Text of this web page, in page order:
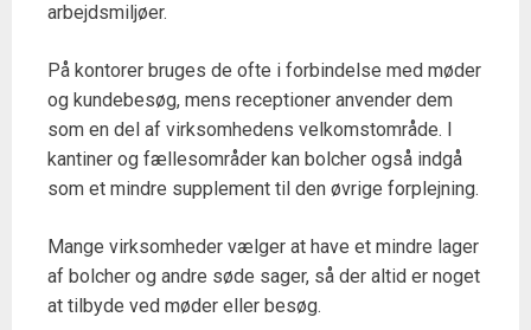
arbejdsmiljøer.
På kontorer bruges de ofte i forbindelse med møder
og kundebesøg, mens receptioner anvender dem
som en del af virksomhedens velkomstområde. I
kantiner og fællesområder kan bolcher også indgå
som et mindre supplement til den øvrige forplejning.
Mange virksomheder vælger at have et mindre lager
af bolcher og andre søde sager, så der altid er noget
at tilbyde ved møder eller besøg.